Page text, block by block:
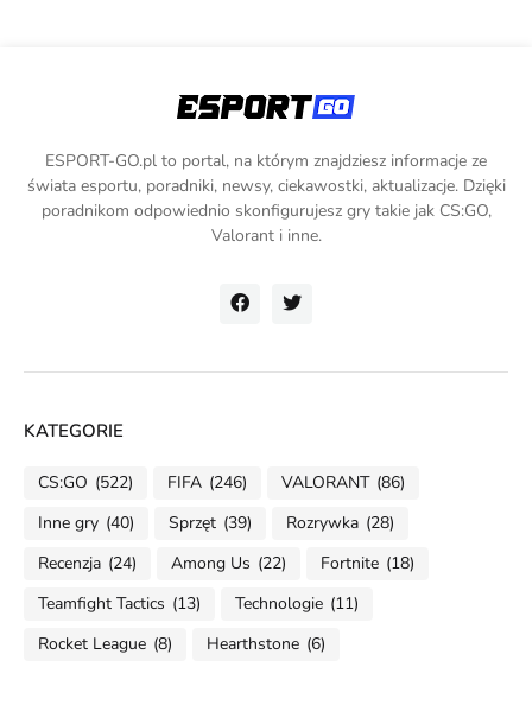
ESPORT-GO.pl to portal, na którym znajdziesz informacje ze
świata esportu, poradniki, newsy, ciekawostki, aktualizacje. Dzięki
poradnikom odpowiednio skonfigurujesz gry takie jak CS:GO,
Valorant i inne.
KATEGORIE
CS:GO (522) FIFA (246) VALORANT (86)
Inne gry (40) Sprzęt (39) Rozrywka (28)
Recenzja (24) Among Us (22) Fortnite (18)
Teamfight Tactics (13) Technologie (11)
Rocket League (8) Hearthstone (6)